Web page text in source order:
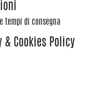
tempi di consegna
& Cookies Policy